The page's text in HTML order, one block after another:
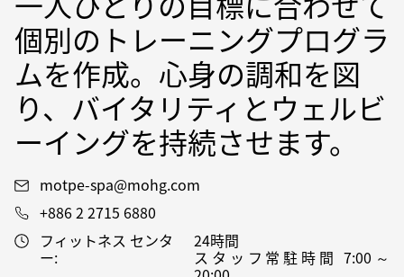
個別のトレーニングプログラ
ムを作成。心身の調和を図
り、バイタリティとウェルビ
ーイングを持続させます。
motpe-spa@mohg.com
+886 2 2715 6880
フィットネス センタ
ー:
24時間
スタッフ常駐時間 7:00～